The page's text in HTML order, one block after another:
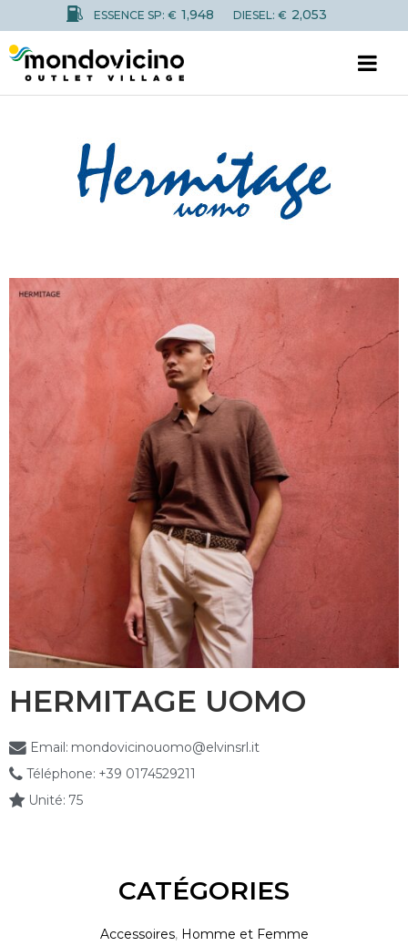
ESSENCE SP: € 1,948 DIESEL: € 2,053
HERMITAGE UOMO
Email: mondovicinouomo@elvinsrl.it
Téléphone: +39 0174529211
Unité: 75
CATÉGORIES
Accessoires, Homme et Femme